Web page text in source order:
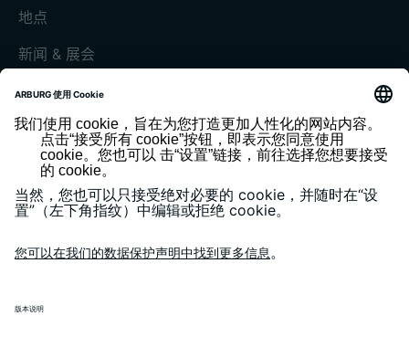
地点
新闻 & 展会
展会和活动
媒体中心
客户杂志《today》
隐私政策